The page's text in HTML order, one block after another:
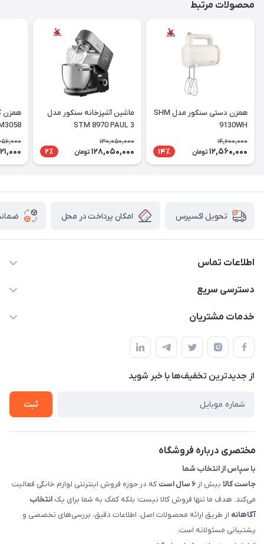
محصولات مرتبط
همزن دستی سنکور مدل SHM
9130WH
14,600,000
12,560,000 تومان 14٪
ماشین آشپزخانه سنکور مدل
STM 8970 PAUL 3
130,050,000
128,050,000 تومان 2٪
تحویل اکسپرس امکان پرداخت در محل
اطلاعات تماس
09398557137
سمت چپ (فروشگاه صوتی عباسی) - "تحویل حضوری فقط با
هماهنگی"
دسترسی سریع
لیست محصولات
حساب کاربری
تماس با ما
خدمات مشتریان
راهنما
پرسش های شما
شرایط و ضوابط گارانتی
روش های بازگرداندن کالا
از جدید‌ترین تخفیف‌ها با‌ خبر شوید
ثبت
مختصری درباره فروشگاه
با سپاس از انتخاب شما
جاست کالا بیش از ۶ سال است
که در حوزه فروش اینترنتی لوازم خانگی فعالیت
می‌کند. هدف ما تنها فروش کالا نیست؛ بلکه کمک به شما برای یک انتخاب
آگاهانه از طریق ارائه محصولات اصل، اطلاعات دقیق، بررسی‌های تخصصی و
پشتیبانی مسئولانه است.